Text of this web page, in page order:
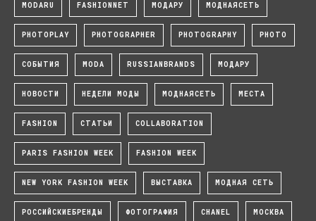
MODARU FASHIONNET МОДАРУ МОДНАЯСЕТЬ
PHOTOPLAY PHOTOGRAPHER PHOTOGRAPHY PHOTO
СОБЫТИЯ MODA RUSSIANBRANDS МОДАРУ
НОВОСТИ НЕДЕЛИ МОДЫ МОДНАЯСЕТЬ МЕСТА
FASHION СТАТЬИ COLLABORATION
PARIS FASHION WEEK FASHION WEEK
NEW YORK FASHION WEEK ВЫСТАВКА МОДНАЯ СЕТЬ
РОССИЙСКИЕБРЕНДЫ ФОТОГРАФИЯ CHANEL МОСКВА